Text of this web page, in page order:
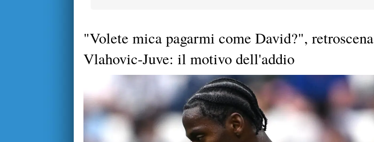
"Volete mica pagarmi come David?", retroscena
Vlahovic-Juve: il motivo dell'addio